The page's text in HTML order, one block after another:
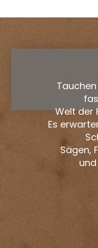
Welt der
Es
Sägen,